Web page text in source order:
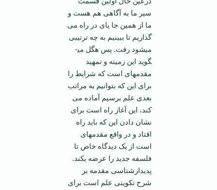
سیر ما به آگاهی هم هست و
ما از همین جا پای در راه می
گذاریم تا ببینیم به چه ترتیبی
می­شود رفت. پس هگل می­
گوید این زمینه و تمهید
مقدمه­ای است که شرایط را
برای این که بتوانیم به مراتب
بعدی علم برسیم آماده می
کند، این آغاز راه است برای
نشان دادن این که باید راه
افتاد و در واقع مقدمه­ای
است از یک دیدگاه خاص تا
فلسفه جدید را عرضه بکند.
پدیدارشناسی مقدمه بر
شرح تکوینی علم است برای